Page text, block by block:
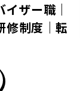
ザー職｜
修制度｜転